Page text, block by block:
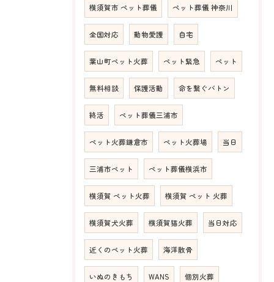
横須賀市 ペット葬儀 ペット葬儀 神奈川
全国対応 動物愛護 自宅
葉山町ペット火葬 ペット緊急 ペット
無料相談 保護活動 命を繋ぐバトン
終活 ペット葬儀三浦市
ペット火葬鎌倉市 ペット火葬場 当日
三浦市ペット ペット葬儀横浜市
横須賀 ペット火葬 横須賀 ペット 火葬
横須賀犬火葬 横須賀猫火葬 当日対応
近くのペット火葬 海洋散骨
いぬのきもち WANS 個別火葬